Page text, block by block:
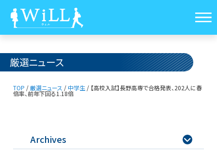
厳選ニュース
TOP /厳選ニュース / 中学生/ 【高校入試】長野高専で合格発表、202人に春
倍率、前年下回る1.18倍
Archives 